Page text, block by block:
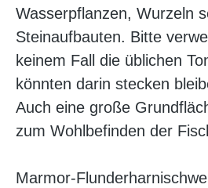
Wasserpflanzen, Wurzeln
Steinaufbauten. Bitte
keinem Fall die üblichen
könnten darin stecken
Auch eine große
zum Wohlbefinden der
Marmor-